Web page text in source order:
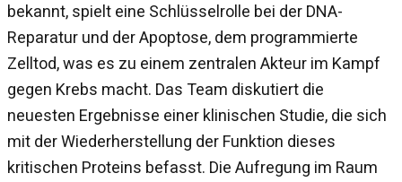
bekannt, spielt eine Schlüsselrolle bei der DNA-
Reparatur und der Apoptose, dem programmierte
Zelltod, was es zu einem zentralen Akteur im Kampf
gegen Krebs macht. Das Team diskutiert die
neuesten Ergebnisse einer klinischen Studie, die sich
mit der Wiederherstellung der Funktion dieses
kritischen Proteins befasst. Die Aufregung im Raum